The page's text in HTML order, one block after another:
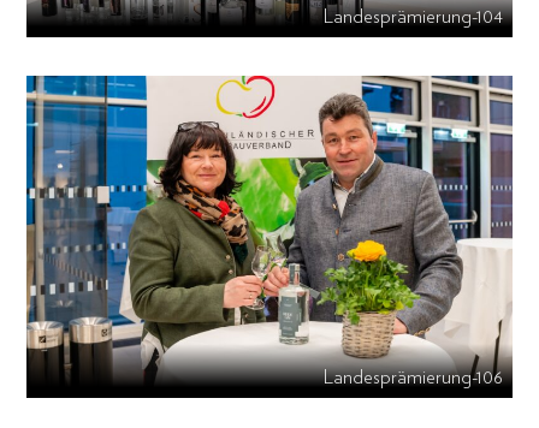
Landesprämierung-104
Landesprämierung-106